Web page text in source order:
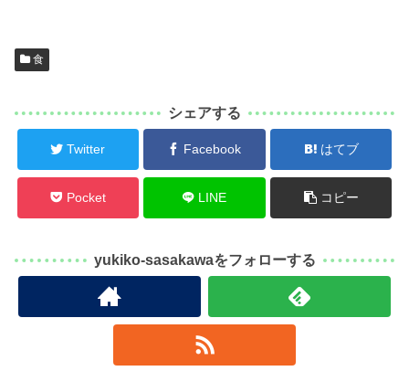
食
シェアする
Twitter Facebook はてブ
Pocket LINE コピー
yukiko-sasakawaをフォローする